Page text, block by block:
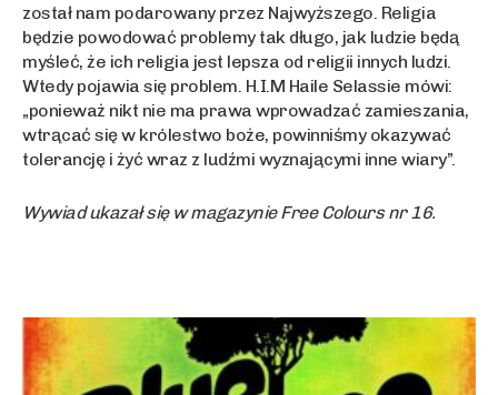
został nam podarowany przez Najwyższego. Religia
będzie powodować problemy tak długo, jak ludzie będą
myśleć, że ich religia jest lepsza od religii innych ludzi.
Wtedy pojawia się problem. H.I.M Haile Selassie mówi:
„ponieważ nikt nie ma prawa wprowadzać zamieszania,
wtrącać się w królestwo boże, powinniśmy okazywać
tolerancję i żyć wraz z ludźmi wyznającymi inne wiary”.
Wywiad ukazał się w magazynie Free Colours nr 16.